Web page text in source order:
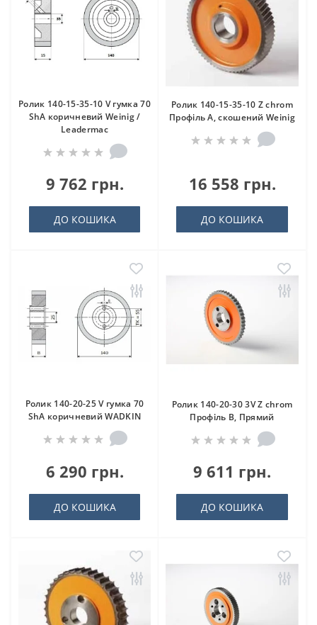
Ролик 140-15-35-10 V гумка 70
ShA коричневий Weinig /
Leadermac
9 762 грн.
ДО КОШИКА
Ролик 140-15-35-10 Z chrom
Профіль A, скошений Weinig
16 558 грн.
ДО КОШИКА
Ролик 140-20-25 V гумка 70
ShA коричневий WADKIN
6 290 грн.
ДО КОШИКА
Ролик 140-20-30 3V Z chrom
Профіль B, Прямий
9 611 грн.
ДО КОШИКА